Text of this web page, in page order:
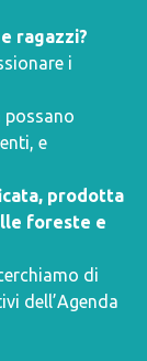
ragazzi?
i
possano
e
prodotta
foreste e
di
dell’Agenda